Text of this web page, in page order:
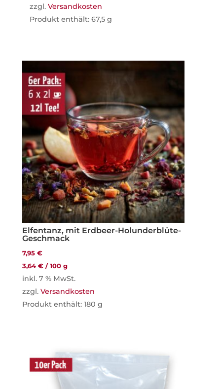
zzgl. Versandkosten
Produkt enthält: 67,5 g
Elfentanz, mit Erdbeer-Holunderblüte-
Geschmack
7,95€
3,64€ /100 g
inkl. 7 % MwSt.
zzgl.Versandkosten
Produkt enthält: 180g